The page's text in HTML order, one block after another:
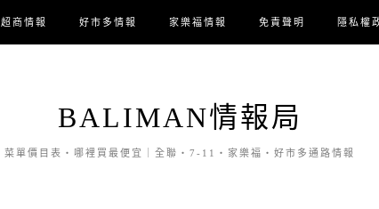
超商情報 好市多情報 家樂福情報 免責聲明 隱私權
BALIMAN情報局
菜單價目表・哪裡買最便宜｜全聯・7-11・家樂福・好市多通路情報